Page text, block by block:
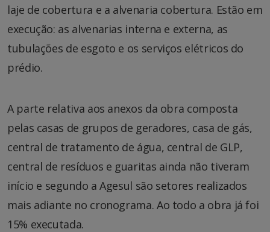
laje de cobertura e a alvenaria cobertura. Estão em
execução: as alvenarias interna e externa, as
tubulações de esgoto e os serviços elétricos do
prédio.
A parte relativa aos anexos da obra composta
pelas casas de grupos de geradores, casa de gás,
central de tratamento de água, central de GLP,
central de resíduos e guaritas ainda não tiveram
início e segundo a Agesul são setores realizados
mais adiante no cronograma. Ao todo a obra já foi
15% executada.